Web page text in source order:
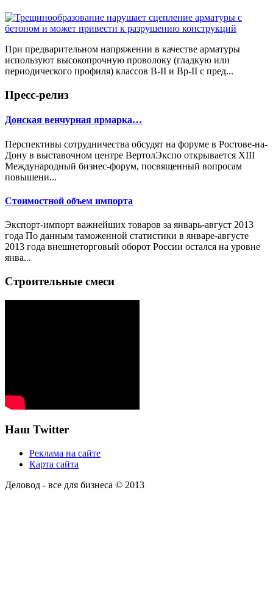
При предварительном напряжении в качестве арматуры
используют высокопрочную проволоку (гладкую или
периодического профиля) классов В-II и Вр-II с пред...
Пресс-релиз
Донская венчурная ярмарка…
Перспективы сотрудничества обсудят на форуме в Ростове-на-
Дону в выставочном центре ВертолЭкспо открывается XIII
Международный бизнес-форум, посвященный вопросам
повышени...
Стоимостной объем импорта
Экспорт-импорт важнейших товаров за январь-август 2013
года По данным таможенной статистики в январе-августе
2013 года внешнеторговый оборот России остался на уровне
янва...
Строительные смеси
Наш Twitter
Реклама на сайте
Карта сайта
Деловод - все для бизнеса © 2013